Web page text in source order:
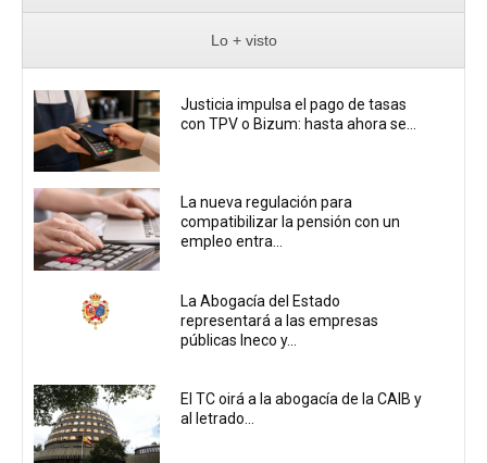
Lo + visto
Justicia impulsa el pago de tasas
con TPV o Bizum: hasta ahora se...
La nueva regulación para
compatibilizar la pensión con un
empleo entra...
La Abogacía del Estado
representará a las empresas
públicas Ineco y...
El TC oirá a la abogacía de la CAIB y
al letrado...